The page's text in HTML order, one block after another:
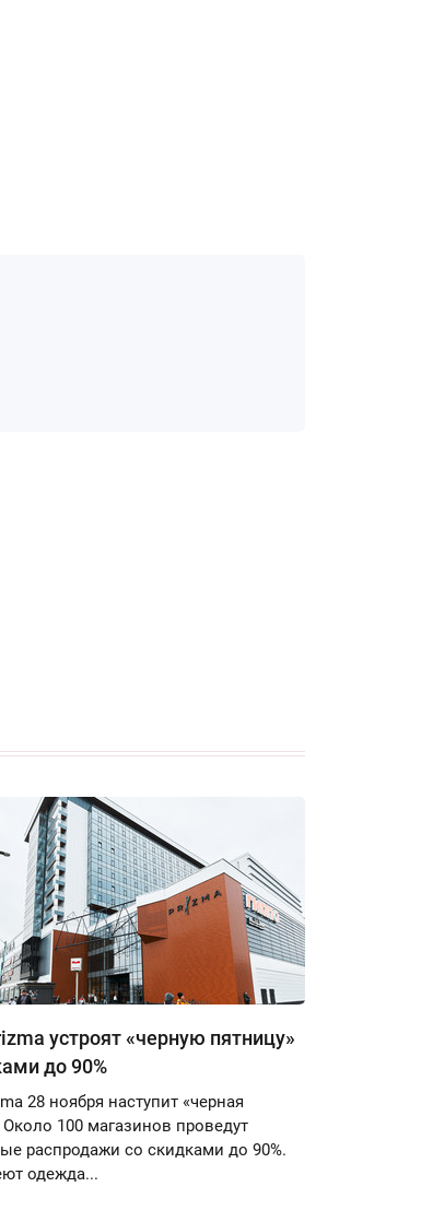
устроят «черную пятницу»
до 90%
28 ноября наступит «черная
Около 100 магазинов проведут
распродажи со скидками до 90%.
одежда...